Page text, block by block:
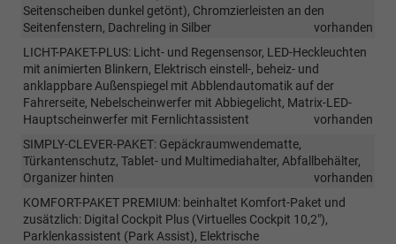
Seitenscheiben dunkel getönt), Chromzierleisten an den
Seitenfenstern, Dachreling in Silber
vorhanden
LICHT-PAKET-PLUS: Licht- und Regensensor, LED-Heckleuchten
mit animierten Blinkern, Elektrisch einstell-, beheiz- und
anklappbare Außenspiegel mit Abblendautomatik auf der
Fahrerseite, Nebelscheinwerfer mit Abbiegelicht, Matrix-LED-
Hauptscheinwerfer mit Fernlichtassistent
vorhanden
SIMPLY-CLEVER-PAKET: Gepäckraumwendematte,
Türkantenschutz, Tablet- und Multimediahalter, Abfallbehälter,
Organizer hinten
vorhanden
KOMFORT-PAKET PREMIUM: beinhaltet Komfort-Paket und
zusätzlich: Digital Cockpit Plus (Virtuelles Cockpit 10,2"),
Parklenkassistent (Park Assist), Elektrische